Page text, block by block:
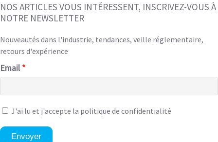
NOS ARTICLES VOUS INTÉRESSENT, INSCRIVEZ-VOUS À
NOTRE NEWSLETTER
Nouveautés dans l'industrie, tendances, veille réglementaire,
retours d'expérience
Email
J'ai lu et j'accepte la politique de confidentialité
Envoyer